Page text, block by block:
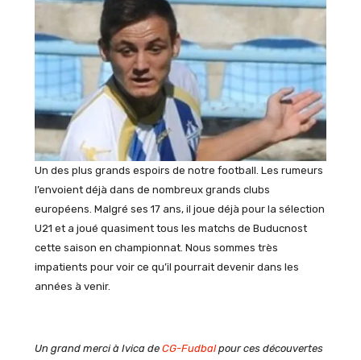
Un des plus grands espoirs de notre football. Les rumeurs
l’envoient déjà dans de nombreux grands clubs
européens. Malgré ses 17 ans, il joue déjà pour la sélection
U21 et a joué quasiment tous les matchs de Buducnost
cette saison en championnat. Nous sommes très
impatients pour voir ce qu’il pourrait devenir dans les
années à venir.
Un grand merci à Ivica de CG-Fudbalpour ces découvertes